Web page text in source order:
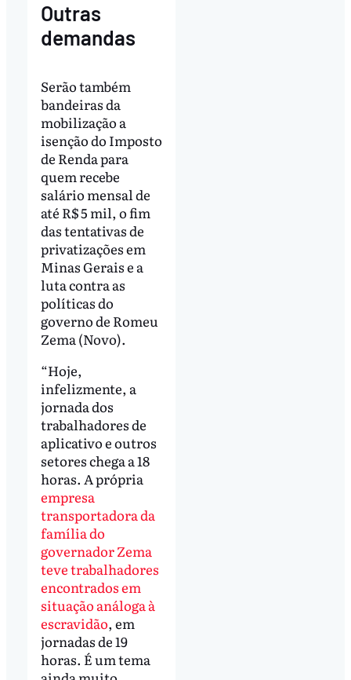
Outras
demandas
Serão também
bandeiras da
mobilização a
isenção do Imposto
de Renda para
quem recebe
salário mensal de
até R$ 5 mil, o fim
das tentativas de
privatizações em
Minas Gerais e a
luta contra as
políticas do
governo de Romeu
Zema (Novo).
“Hoje,
infelizmente, a
jornada dos
trabalhadores de
aplicativo e outros
setores chega a 18
horas. A própria
empresa
transportadora da
família do
governador Zema
teve trabalhadores
encontrados em
situação análoga à
escravidão, em
jornadas de 19
horas. É um tema